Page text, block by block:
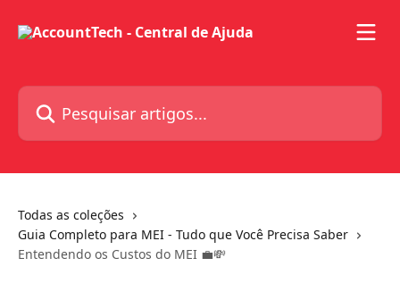
Pesquisar artigos...
Todas as coleções
Guia Completo para MEI - Tudo que Você Precisa Saber
Entendendo os Custos do MEI 💼💸